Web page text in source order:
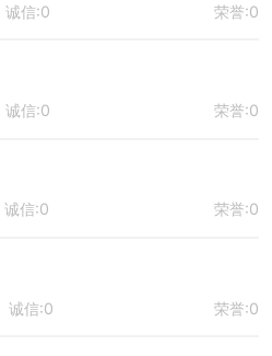
诚信:0 荣誉:0
诚信:0 荣誉:0
诚信:0 荣誉:0
诚信:0 荣誉:0